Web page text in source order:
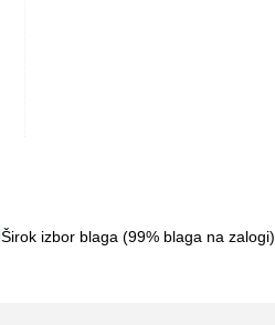
Širok izbor blaga (99% blaga na zalogi)